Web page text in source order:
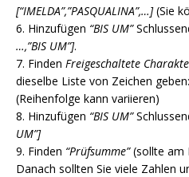
[“IMELDA”,”PASQUALINA”,…](Sie
6. Hinzufügen “BIS UM”
…,”BIS UM”].
7. Finden Freigeschaltete
dieselbe Liste von Zeichen geben:
(Reihenfolge kann variieren)
8. Hinzufügen “BIS UM”
UM”]
9. Finden “Prüfsumme”(sollte am
Danach sollten Sie viele Zahlen